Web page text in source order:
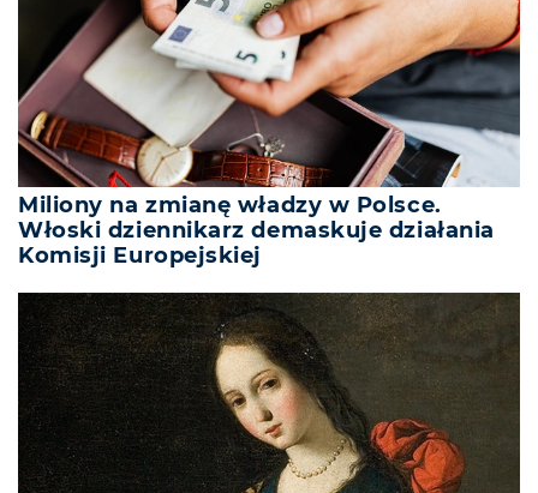
Miliony na zmianę władzy w Polsce.
Włoski dziennikarz demaskuje działania
Komisji Europejskiej